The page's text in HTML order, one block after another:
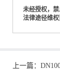
未经授权，
法律途径维权
上一篇：